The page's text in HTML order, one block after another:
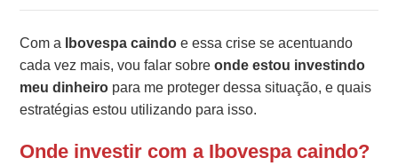
Com a Ibovespa caindoe essa crise se acentuando
cada vez mais, vou falar sobreonde estou investindo
meu dinheiro para me proteger dessa situação, e quais
estratégias estou utilizando para isso.
Onde investir com a Ibovespa caindo?